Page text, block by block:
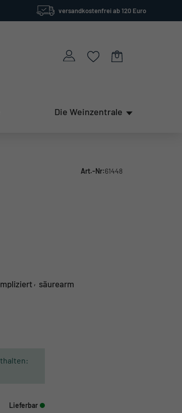
versandkostenfrei ab 120 Euro
Die Weinzentrale
Art.-Nr:61448
, säurearm
Lieferbar